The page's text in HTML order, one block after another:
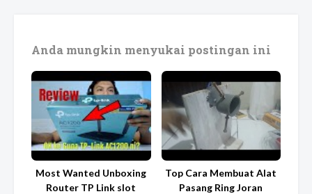
Anda mungkin menyukai postingan ini
Most Wanted Unboxing
Router TP Link slot
Top Cara Membuat Alat
Pasang Ring Joran